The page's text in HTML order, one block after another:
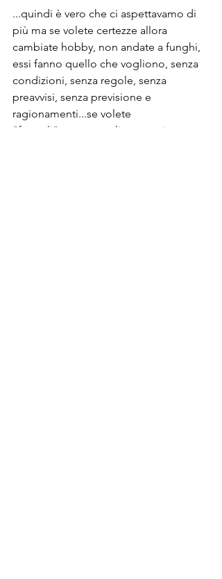
...quindi è vero che ci aspettavamo di
più ma se volete certezze allora
cambiate hobby, non andate a funghi,
essi fanno quello che vogliono, senza
condizioni, senza regole, senza
preavvisi, senza previsione e
ragionamenti...se volete
"fregarli"...mettete gli scarponi e